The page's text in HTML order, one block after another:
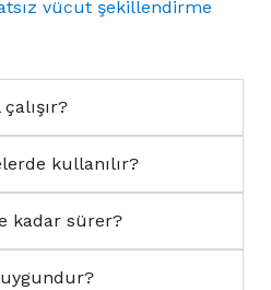
vücut şekillendirme
kullanılır?
kadar sürer?